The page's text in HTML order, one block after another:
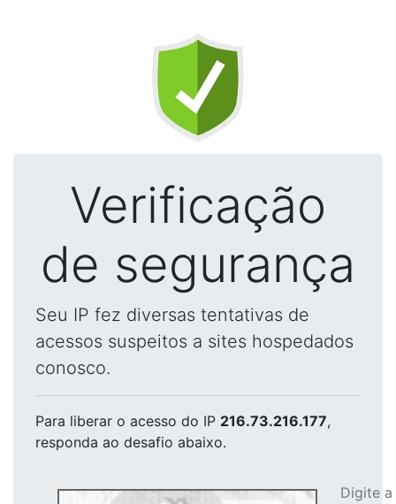
Verificação
de segurança
Seu IP fez diversas tentativas de
acessos suspeitos a sites hospedados
conosco.
Para liberar o acesso do IP 216.73.216.177,
responda ao desafio abaixo.
Digite